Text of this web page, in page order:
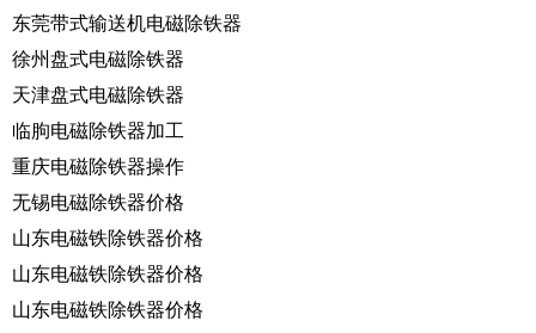
东莞带式输送机电磁除铁器
徐州盘式电磁除铁器
天津盘式电磁除铁器
临朐电磁除铁器加工
重庆电磁除铁器操作
无锡电磁除铁器价格
山东电磁铁除铁器价格
山东电磁铁除铁器价格
山东电磁铁除铁器价格